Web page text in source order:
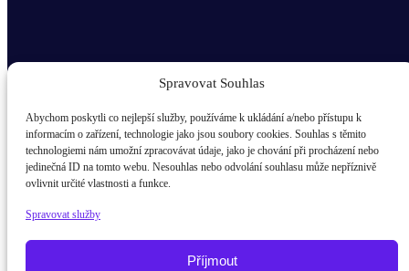
Spravovat Souhlas
Abychom poskytli co nejlepší služby, používáme k ukládání a/nebo přístupu k
informacím o zařízení, technologie jako jsou soubory cookies. Souhlas s těmito
technologiemi nám umožní zpracovávat údaje, jako je chování při procházení nebo
jedinečná ID na tomto webu. Nesouhlas nebo odvolání souhlasu může nepříznivě
ovlivnit určité vlastnosti a funkce.
Spravovat služby
Příjmout
Odběr novinek popup
E-mail
žák / student